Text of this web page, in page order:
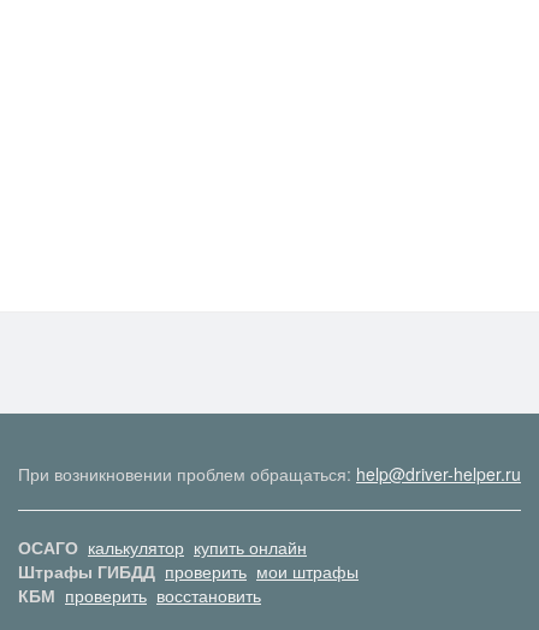
При возникновении проблем обращаться: help@driver-helper.ru
ОСАГО калькулятор купить онлайн
Штрафы ГИБДД проверить мои штрафы
КБМ проверить восстановить